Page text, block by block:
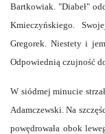
Bartkowiak. "Diabeł"
Kmieczyńskiego.
Gregorek. Niestety i
Odpowiednią czujność
W siódmej minucie
Adamczewski. Na
powędrowała obok